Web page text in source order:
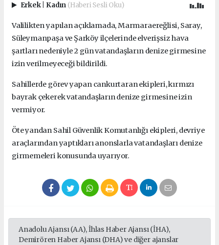
Erkek Kadın (Haberi Sesli Oku)
Valilikten yapılan açıklamada, Marmaraereğlisi, Saray,
Süleymanpaşa ve Şarköy ilçelerinde elverişsiz hava
şartları nedeniyle 2 gün vatandaşların denize girmesine
izin verilmeyeceği bildirildi.
Sahillerde görev yapan cankurtaran ekipleri, kırmızı
bayrak çekerek vatandaşların denize girmesine izin
vermiyor.
Öte yandan Sahil Güvenlik Komutanlığı ekipleri, devriye
araçlarından yaptıkları anonslarla vatandaşları denize
girmemeleri konusunda uyarıyor.
Anadolu Ajansı (AA), İhlas Haber Ajansı (İHA),
Demirören Haber Ajansı (DHA) ve diğer ajanslar